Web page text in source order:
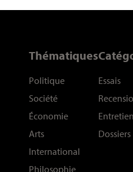
Thématiques
Politique
Société
Économie
Arts
International
Philosophie
Essais
Dossiers